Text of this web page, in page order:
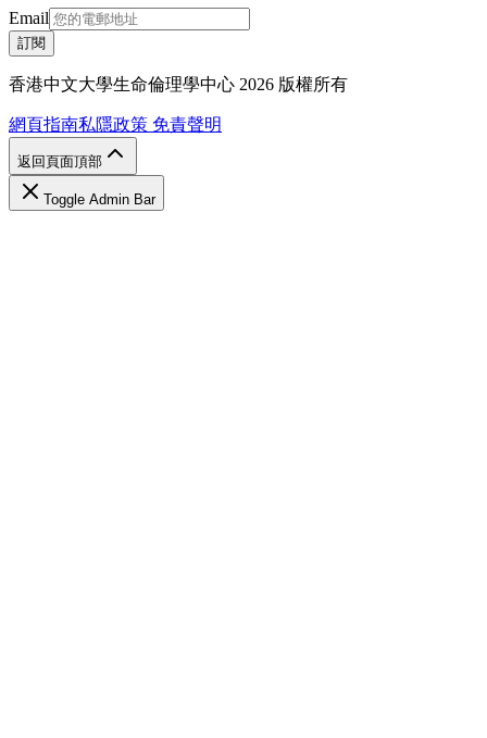
Email
訂閱
香港中文大學生命倫理學中心 2026 版權所有
網頁指南私隱政策 免責聲明
返回頁面頂部
Toggle Admin Bar